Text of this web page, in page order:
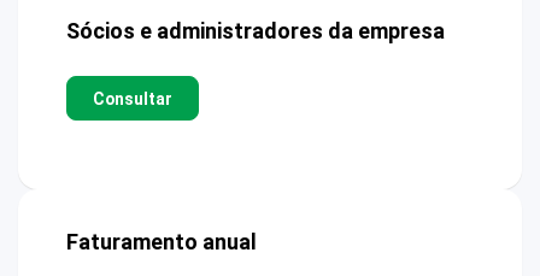
Sócios e administradores da empresa
Consultar
Faturamento anual